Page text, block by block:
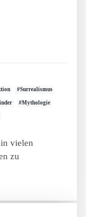
#Surrealismus
#Mythologie
vielen
zu